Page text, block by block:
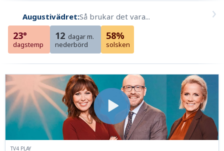
Augustivädret:Så brukar det vara...
23°
dagstemp
12 dagar m.
nederbörd
58%
solsken
TV4 PLAY